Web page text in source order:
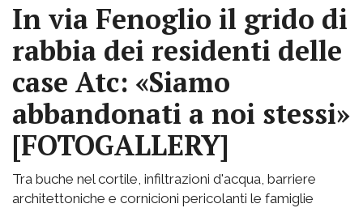
In via Fenoglio il grido di
rabbia dei residenti delle
case Atc: «Siamo
abbandonati a noi stessi»
[FOTOGALLERY]
Tra buche nel cortile, infiltrazioni d'acqua, barriere
architettoniche e cornicioni pericolanti le famiglie